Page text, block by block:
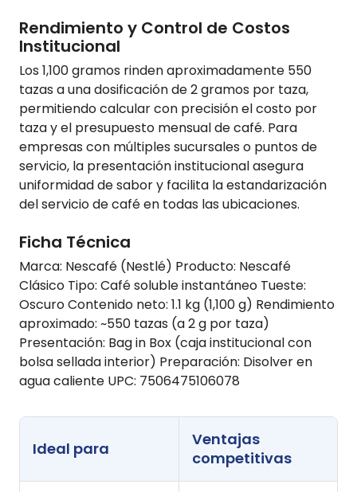
Rendimiento y Control de Costos
Institucional
Los 1,100 gramos rinden aproximadamente 550
tazas a una dosificación de 2 gramos por taza,
permitiendo calcular con precisión el costo por
taza y el presupuesto mensual de café. Para
empresas con múltiples sucursales o puntos de
servicio, la presentación institucional asegura
uniformidad de sabor y facilita la estandarización
del servicio de café en todas las ubicaciones.
Ficha Técnica
Marca: Nescafé (Nestlé) Producto: Nescafé
Clásico Tipo: Café soluble instantáneo Tueste:
Oscuro Contenido neto: 1.1 kg (1,100 g) Rendimiento
aproximado: ~550 tazas (a 2 g por taza)
Presentación: Bag in Box (caja institucional con
bolsa sellada interior) Preparación: Disolver en
agua caliente UPC: 7506475106078
Ideal para
Ventajas
competitivas